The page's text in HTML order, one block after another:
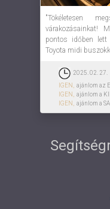
"Tökéletesen
várakozásainkat!
pontos időben lett
Toyota midi
2025. 02. 27.
IGEN,
ajánlom az
IGEN,
ajánlom a
IGEN,
ajánlom a